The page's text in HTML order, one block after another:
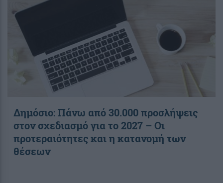
Δημόσιο: Πάνω από 30.000 προσλήψεις
στον σχεδιασμό για το 2027 – Οι
προτεραιότητες και η κατανομή των
θέσεων